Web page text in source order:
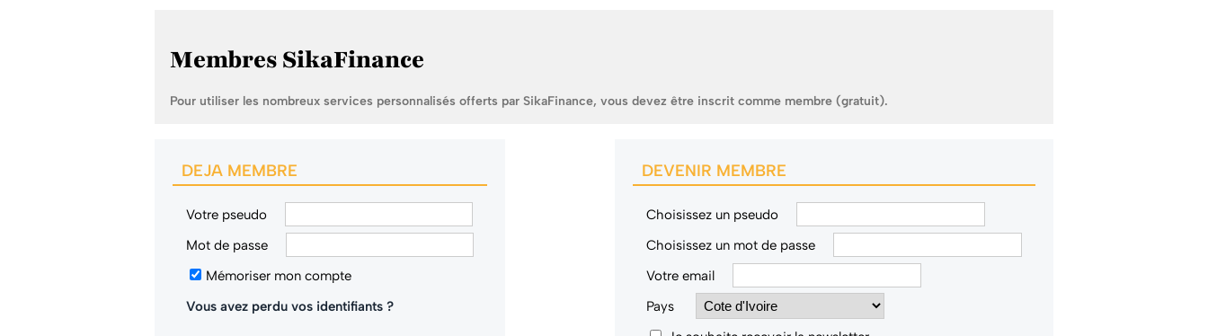
Membres SikaFinance
Pour utiliser les nombreux services personnalisés offerts par SikaFinance, vous devez être inscrit comme membre (gratuit).
DEJA MEMBRE
Votre pseudo
Mot de passe
Mémoriser mon compte
Vous avez perdu vos identifiants ?
DEVENIR MEMBRE
Choisissez un pseudo
Choisissez un mot de passe
Votre email
Pays